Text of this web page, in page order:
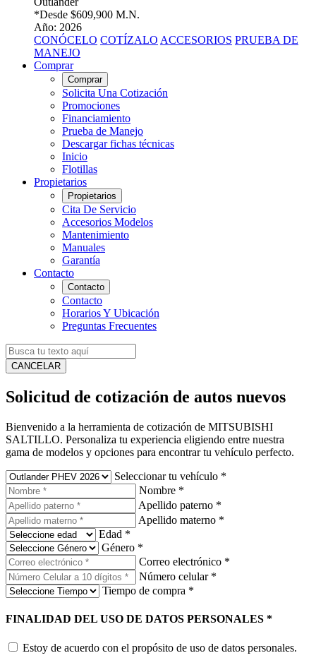
*Desde $609,900 M.N.
Año: 2026
CONÓCELO COTÍZALO ACCESORIOS PRUEBA DE
MANEJO
Comprar
Comprar
Solicita Una Cotización
Promociones
Financiamiento
Prueba de Manejo
Descargar fichas técnicas
Inicio
Flotillas
Propietarios
Propietarios
Cita De Servicio
Accesorios Modelos
Mantenimiento
Manuales
Garantía
Contacto
Contacto
Contacto
Horarios Y Ubicación
Preguntas Frecuentes
CANCELAR
Solicitud de cotización de autos nuevos
Bienvenido a la herramienta de cotización de MITSUBISHI
SALTILLO. Personaliza tu experiencia eligiendo entre nuestra
gama de modelos y opciones para encontrar tu vehículo perfecto.
Seleccionar tu vehículo *
Nombre *
Apellido paterno *
Apellido materno *
Edad *
Género *
Correo electrónico *
Número celular *
Tiempo de compra *
FINALIDAD DEL USO DE DATOS PERSONALES *
Estoy de acuerdo con el propósito de uso de datos personales.